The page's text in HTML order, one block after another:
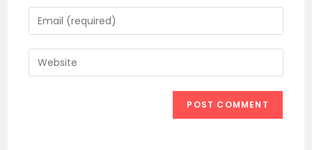
name
or
to
comment
Enter
your
email
address
Enter
your